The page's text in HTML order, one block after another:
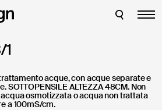
acque, con acque separate e
SOTTOPENSILE ALTEZZA 48CM. Non
osmotizzata o acqua non trattata
a 100mS/cm.
accedere al tuo account: CHIUDI
CHIUDI
di inserire i
la vostra richiesta di
una email al vostro
tempo possibile: